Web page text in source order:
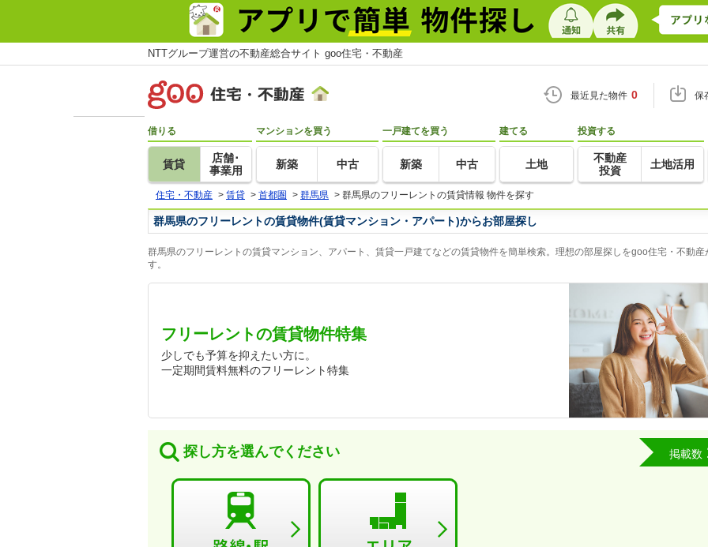
NTTグループ運営の不動産総合サイト goo住宅・不動産
最近見た物件 0 保
借りる
賃貸
店舗･
事業用
マンションを買う
新築 中古
一戸建てを買う
新築 中古
建てる
土地
投資する
不動産
投資
土地活用
住宅・不動産 > 賃貸 > 首都圏 > 群馬県 > 群馬県のフリーレントの賃貸情報 物件を探す
群馬県のフリーレントの賃貸物件(賃貸マンション・アパート)からお部屋探し
群馬県のフリーレントの賃貸マンション、アパート、賃貸一戸建てなどの賃貸物件を簡単検索。理想の部屋探しをgoo住宅・不動産
す。
フリーレントの賃貸物件特集
少しでも予算を抑えたい方に。
一定期間賃料無料のフリーレント特集
探し方を選んでください 掲載数